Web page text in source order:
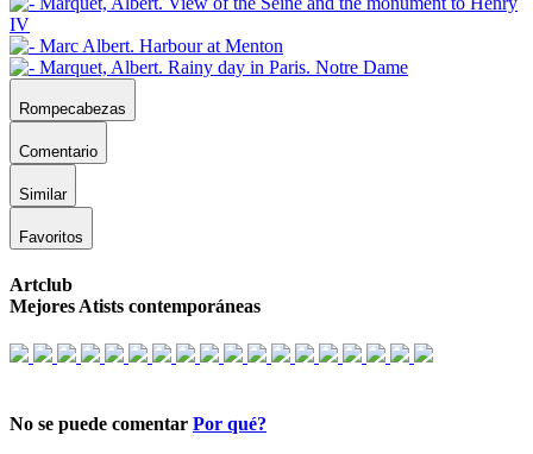
Rompecabezas
Comentario
Similar
Favoritos
Artclub
Mejores Atists contemporáneas
No se puede comentar Por qué?